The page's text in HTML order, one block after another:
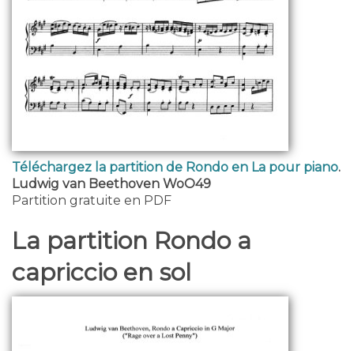
Téléchargez la partition de Rondo en La pour piano.
Ludwig van Beethoven WoO49
Partition gratuite en PDF
La partition Rondo a
capriccio en sol